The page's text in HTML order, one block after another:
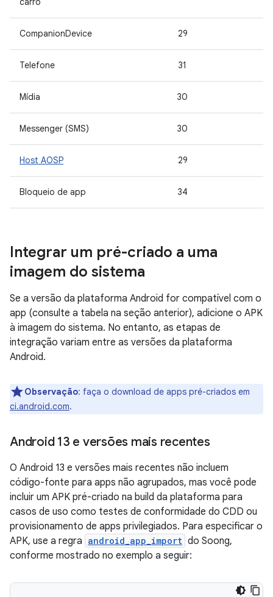
CompanionDevice 29
Telefone 31
Mídia 30
Messenger (SMS) 30
Host AOSP 29
Bloqueio de app 34
Integrar um pré-criado a uma
imagem do sistema
Se a versão da plataforma Android for compatível com o
app (consulte a tabela na seção anterior), adicione o APK
à imagem do sistema. No entanto, as etapas de
integração variam entre as versões da plataforma
Android.
Observação: faça o download de apps pré-criados em
ci.android.com.
Android 13 e versões mais recentes
O Android 13 e versões mais recentes não incluem
código-fonte para apps não agrupados, mas você pode
incluir um APK pré-criado na build da plataforma para
casos de uso como testes de conformidade do CDD ou
provisionamento de apps privilegiados. Para especificar o
APK, use a regra android_app_import do Soong,
conforme mostrado no exemplo a seguir: